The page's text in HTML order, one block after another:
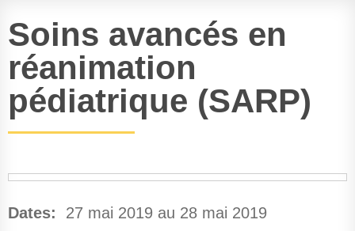
Soins avancés en
réanimation
pédiatrique (SARP)
Dates: 27 mai 2019 au 28 mai 2019